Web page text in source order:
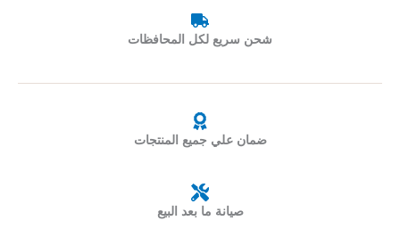
شحن سريع لكل المحافظات
ضمان علي جميع المنتجات
صيانة ما بعد البيع